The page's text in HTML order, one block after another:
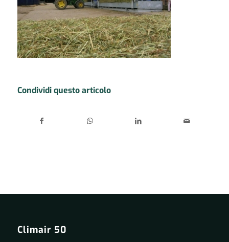
Condividi questo articolo
Climair 50